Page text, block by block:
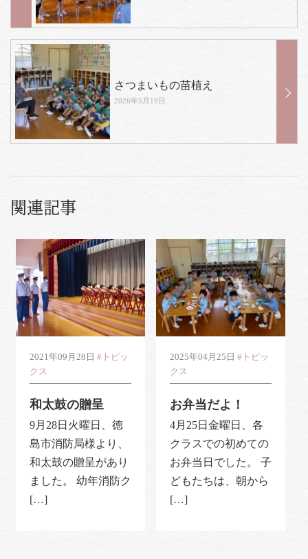
さつまいもの苗植え
2026年5月19日
関連記事
2021年09月28日 #トピッ
クス
和太鼓の贈呈
9月28日火曜日、徳
島市消防局様より、
和太鼓の贈呈があり
ました。 幼年消防ク
[…]
2025年04月25日#トピッ
クス
お弁当だよ！
4月25日金曜日、各
クラスでの初めての
お弁当日でした。 子
どもたちは、朝から
[…]